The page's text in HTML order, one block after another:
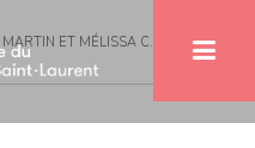
ET MÉLISSA C. PETTIGREW